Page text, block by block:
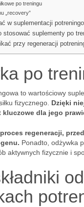
po treningu
„recovery”
w suplementacji
stosować suplementy po
przy regeneracji
po
to wartościowy
fizycznego. Dzięki
dla jego
regeneracji,
Ponadto, odżywka
aktywnych fizycznie i